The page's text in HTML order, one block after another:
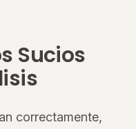
Sucios
correctamente,